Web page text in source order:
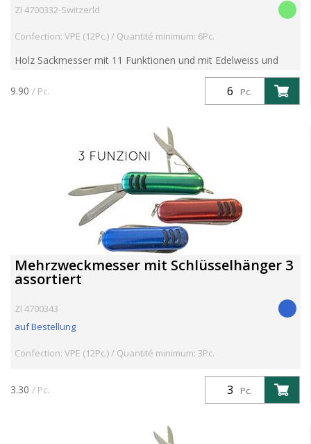
ZI 4700332-Switzerld
Confection: VPE (12Pc.) / Quantité minimum: 6Pc.
Holz Sackmesser mit 11 Funktionen und mit Edelweiss und
Pc.
9.90 / Pc.
Mehrzweckmesser mit Schlüsselhänger 3
assortiert
ZI 4700343
auf Bestellung
Confection: VPE (12Pc.) / Quantité minimum: 3Pc.
Pc.
3.30 / Pc.